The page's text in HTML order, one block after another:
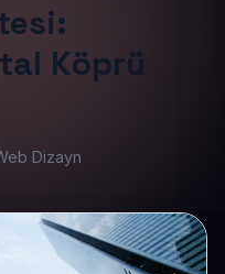
Köprü
Dizayn